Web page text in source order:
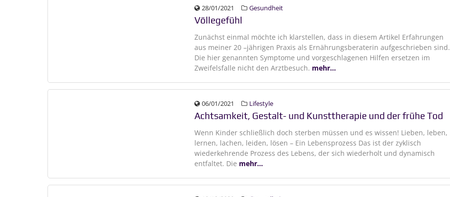
28/01/2021 Gesundheit
Völlegefühl
Zunächst einmal möchte ich klarstellen, dass in diesem Artikel Erfahrungen
aus meiner 20 –jährigen Praxis als Ernährungsberaterin aufgeschrieben sind.
Die hier genannten Symptome und vorgeschlagenen Hilfen ersetzen im
Zweifelsfalle nicht den Arztbesuch. mehr...
06/01/2021 Lifestyle
Achtsamkeit, Gestalt- und Kunsttherapie und der frühe Tod
Wenn Kinder schließlich doch sterben müssen und es wissen! Lieben, leben,
lernen, lachen, leiden, lösen – Ein Lebensprozess Das ist der zyklisch
wiederkehrende Prozess des Lebens, der sich wiederholt und dynamisch
entfaltet. Die mehr...